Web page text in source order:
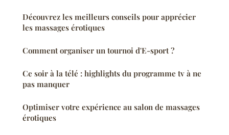
Découvrez les meilleurs conseils pour apprécier
les massages érotiques
Comment organiser un tournoi d'E-sport ?
Ce soir à la télé : highlights du programme tv à ne
pas manquer
Optimiser votre expérience au salon de massages
érotiques